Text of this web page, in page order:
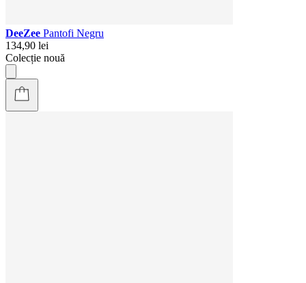
DeeZee Pantofi Negru
134,90 lei
Colecție nouă